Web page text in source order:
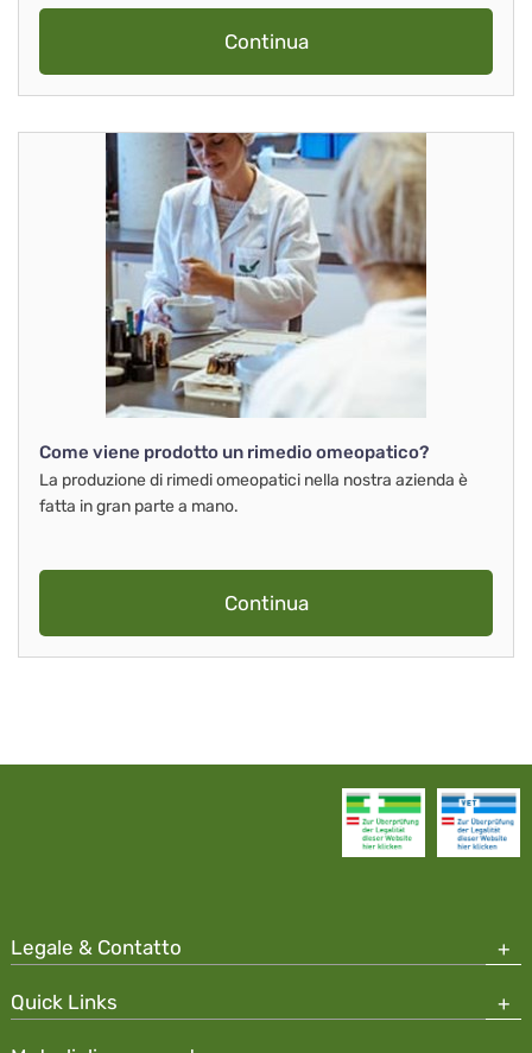
Continua
Come viene prodotto un rimedio omeopatico?
La produzione di rimedi omeopatici nella nostra azienda è
fatta in gran parte a mano.
Continua
Legale & Contatto
Quick Links